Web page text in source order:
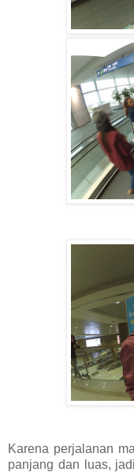
Karena perjalanan
panjang dan luas,